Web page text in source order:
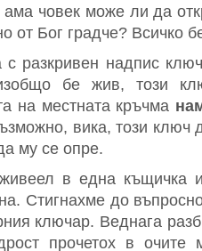
ама човек може ли да
от Бог градче? Всичко
разкривен надпис
бе жив, този
на местната кръчма
вика, този ключ
му се опре.
в една къщичка
Стигнахме до
ключар. Веднага
прочетох в очите